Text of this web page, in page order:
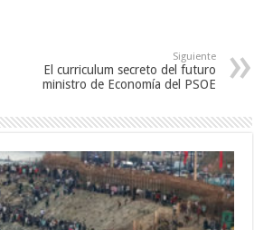
Siguiente
El curriculum secreto del futuro
ministro de Economía del PSOE